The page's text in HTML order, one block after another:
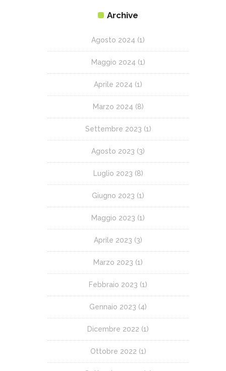
Archive
Agosto 2024 (1)
Maggio 2024 (1)
Aprile 2024 (1)
Marzo 2024 (8)
Settembre 2023 (1)
Agosto 2023 (3)
Luglio 2023 (8)
Giugno 2023 (1)
Maggio 2023 (1)
Aprile 2023 (3)
Marzo 2023 (1)
Febbraio 2023 (1)
Gennaio 2023 (4)
Dicembre 2022 (1)
Ottobre 2022 (1)